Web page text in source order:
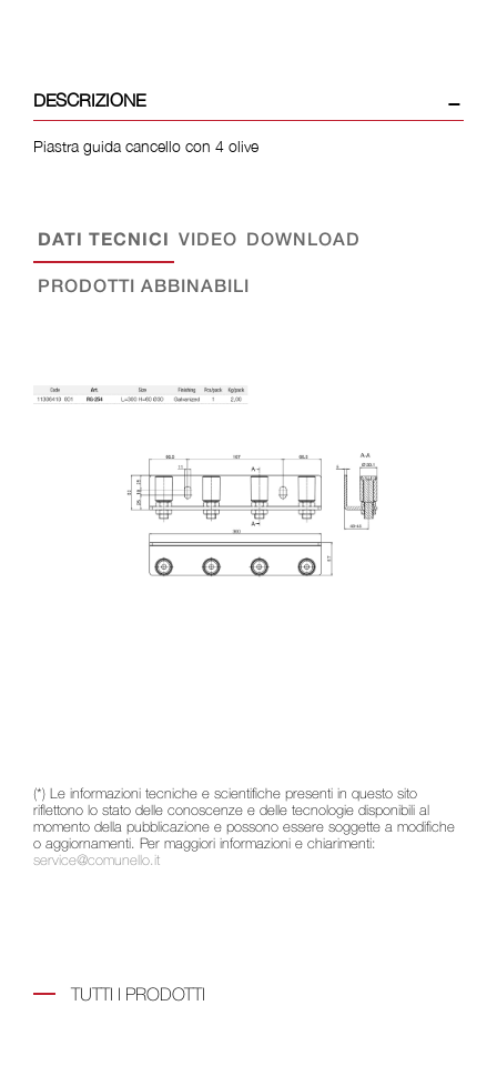
DESCRIZIONE
Piastra guida cancello con 4 olive
DATI TECNICI VIDEO DOWNLOAD
PRODOTTI ABBINABILI
(*) Le informazioni tecniche e scientifiche presenti in questo sito
riflettono lo stato delle conoscenze e delle tecnologie disponibili al
momento della pubblicazione e possono essere soggette a modifiche
o aggiornamenti. Per maggiori informazioni e chiarimenti:
service@comunello.it
TUTTI I PRODOTTI